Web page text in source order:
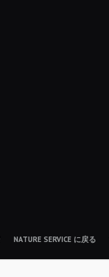
NATURE SERVICE に戻る